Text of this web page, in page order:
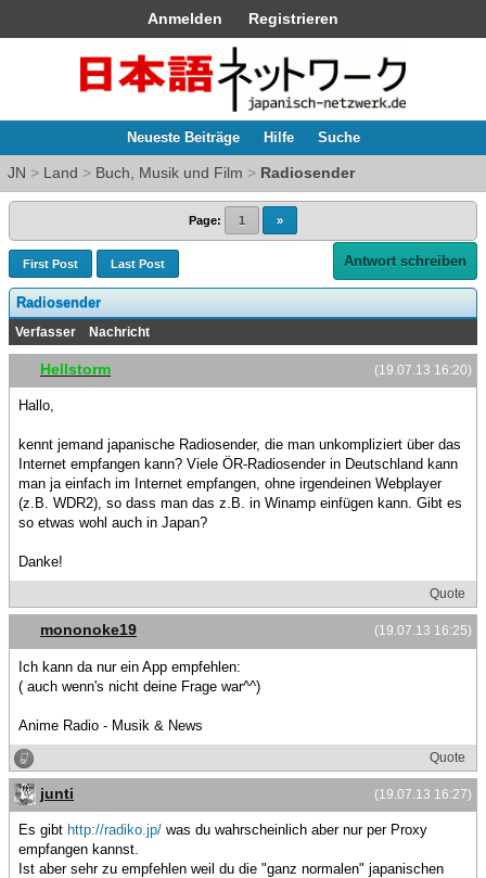
Anmelden Registrieren
Neueste Beiträge Hilfe Suche
JN > Land > Buch, Musik und Film > Radiosender
Page: 1 »
First Post Last Post Antwort schreiben
Radiosender
Verfasser Nachricht
(19.07.13 16:20)
Hellstorm
Hallo,
kennt jemand japanische Radiosender, die man unkompliziert über das
Internet empfangen kann? Viele ÖR-Radiosender in Deutschland kann
man ja einfach im Internet empfangen, ohne irgendeinen Webplayer
(z.B. WDR2), so dass man das z.B. in Winamp einfügen kann. Gibt es
so etwas wohl auch in Japan?
Danke!
Quote
(19.07.13 16:25)
mononoke19
Ich kann da nur ein App empfehlen:
( auch wenn's nicht deine Frage war^^)
Anime Radio - Musik & News
Quote
(19.07.13 16:27)
junti
Es gibt http://radiko.jp/ was du wahrscheinlich aber nur per Proxy
empfangen kannst.
Ist aber sehr zu empfehlen weil du die "ganz normalen" japanischen